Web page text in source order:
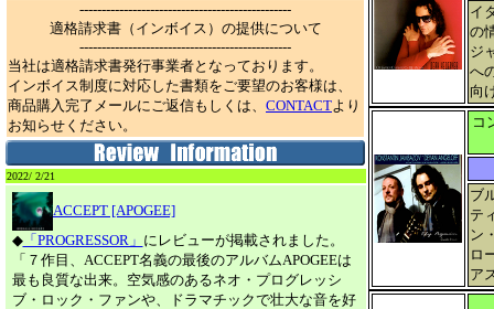
------------------------------------------------
適格請求書（インボイス）の提供について
------------------------------------------------
当社は適格請求書発行事業者となっております。
インボイス制度に対応した書類をご要望のお客様は、
商品購入完了メールにご返信もしくは、 CONTACTより
お知らせください。
2022/ 2/21
ACCEPT [APOGEE]
◆「PROGRESSOR」 にレビューが掲載されました。
「７作目、ACCEPT名義の最後のアルバムAPOGEEは
最も良質な出来。空気感のあるネオ・プログレッシ
ブ・ロック・ファンや、ドラマチックで壮大な音を好
イ
の
ジ
へ
向
コ
ブ
テ
ン
ロ
ア